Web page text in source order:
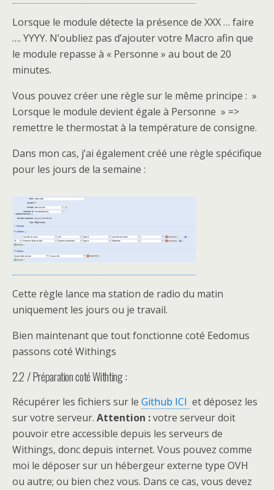
Lorsque le module détecte la présence de XXX … faire
…. YYYY. N’oubliez pas d’ajouter votre Macro afin que
le module repasse à « Personne » au bout de 20
minutes.
Vous pouvez créer une règle sur le même principe : »
Lorsque le module devient égale à Personne » =>
remettre le thermostat à la température de consigne.
Dans mon cas, j’ai également créé une règle spécifique
pour les jours de la semaine :
Cette règle lance ma station de radio du matin
uniquement les jours ou je travail.
Bien maintenant que tout fonctionne coté Eedomus
passons coté Withings
2.2 / Préparation coté Withting :
Récupérer les fichiers sur le Github ICI et déposez les
sur votre serveur. Attention :votre serveur doit
pouvoir etre accessible depuis les serveurs de
Withings, donc depuis internet. Vous pouvez comme
moi le déposer sur un hébergeur externe type OVH
ou autre; ou bien chez vous. Dans ce cas, vous devez